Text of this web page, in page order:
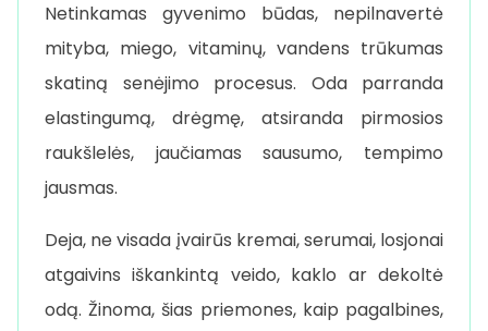
Netinkamas gyvenimo būdas, nepilnavertė
mityba, miego, vitaminų, vandens trūkumas
skatiną senėjimo procesus. Oda parranda
elastingumą, drėgmę, atsiranda pirmosios
raukšlelės, jaučiamas sausumo, tempimo
jausmas.
Deja, ne visada įvairūs kremai, serumai, losjonai
atgaivins iškankintą veido, kaklo ar dekoltė
odą. Žinoma, šias priemones, kaip pagalbines,